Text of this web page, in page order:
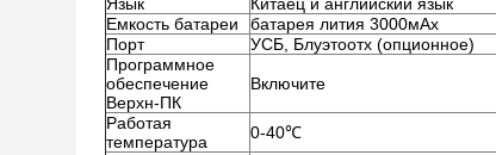
Емкость батареи
батарея лития 3000мАх
Порт
УСБ, Блуэтоотх (опционное)
Программное
обеспечение
Верхн-ПК
Включите
Работая
температура
0-40℃